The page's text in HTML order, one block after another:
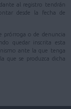
al registro tendrán
desde la fecha de
prórroga o de denuncia
quedar inscrita esta
ante la que tenga
que se produzca dicha